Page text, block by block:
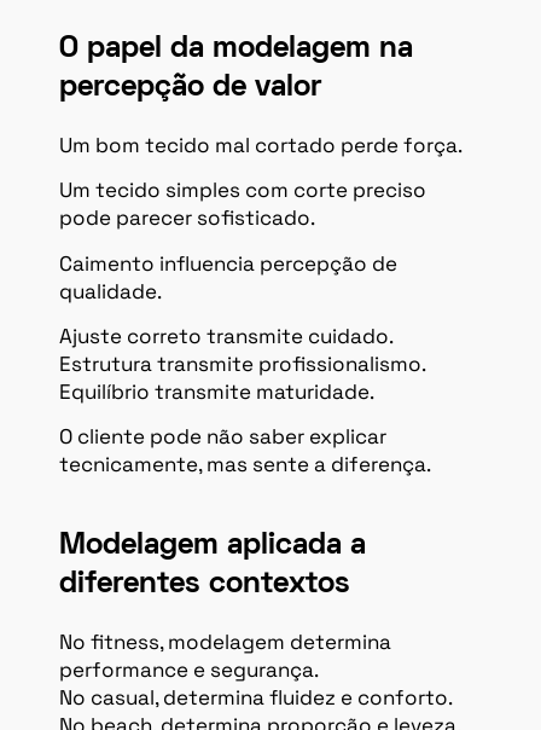
O papel da modelagem na
percepção de valor
Um bom tecido mal cortado perde força.
Um tecido simples com corte preciso
pode parecer sofisticado.
Caimento influencia percepção de
qualidade.
Ajuste correto transmite cuidado.
Estrutura transmite profissionalismo.
Equilíbrio transmite maturidade.
O cliente pode não saber explicar
tecnicamente, mas sente a diferença.
Modelagem aplicada a
diferentes contextos
No fitness, modelagem determina
performance e segurança.
No casual, determina fluidez e conforto.